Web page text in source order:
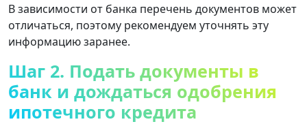
В зависимости от банка перечень документов может
отличаться, поэтому рекомендуем уточнять эту
информацию заранее.
Шаг 2. Подать документы в
банк и дождаться одобрения
ипотечного кредита